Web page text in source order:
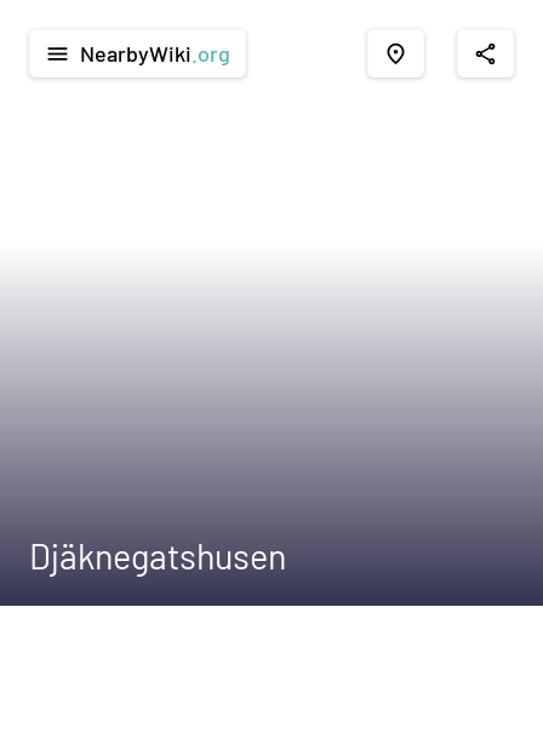
menu NearbyWiki .org place share
Djäknegatshusen